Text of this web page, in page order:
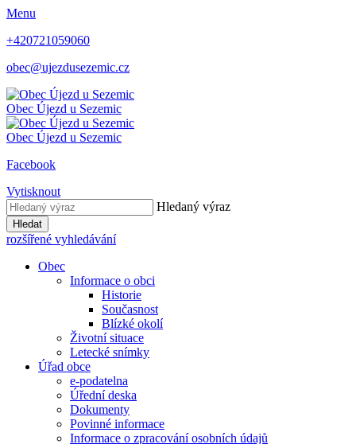
Menu
+420721059060
obec@ujezdusezemic.cz
Obec Újezd u Sezemic
Obec Újezd u Sezemic
Facebook
Vytisknout
Hledaný výraz
Hledat
rozšířené vyhledávání
Obec
Informace o obci
Historie
Současnost
Blízké okolí
Životní situace
Letecké snímky
Úřad obce
e-podatelna
Úřední deska
Dokumenty
Povinné informace
Informace o zpracování osobních údajů